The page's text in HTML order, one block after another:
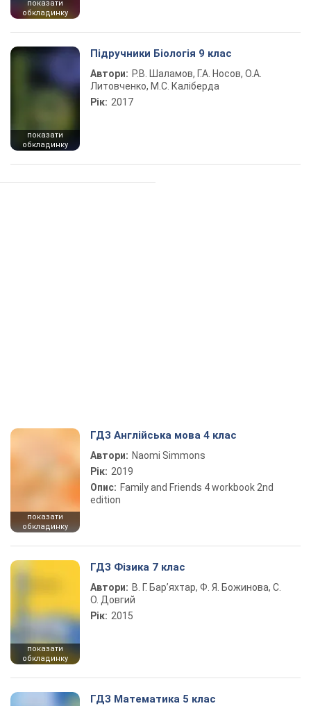
показати
обкладинку
показати
обкладинку
Підручники Біологія 9 клас
Автори: Р.В. Шаламов, Г.А. Носов, О.А.
Литовченко, М.С. Каліберда
Рік: 2017
показати
обкладинку
ГДЗ Англійська мова 4 клас
Автори: Naomi Simmons
Рік: 2019
Опис: Family and Friends 4 workbook 2nd
edition
показати
обкладинку
ГДЗ Фізика 7 клас
Автори: В. Г. Бар’яхтар, Ф. Я. Божинова, С.
О. Довгий
Рік: 2015
ГДЗ Математика 5 клас